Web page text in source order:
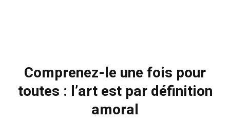
Comprenez-le une fois pour
toutes : l’art est par définition
amoral